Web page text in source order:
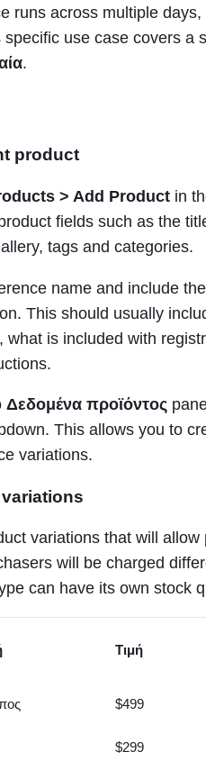
runs across multiple
specific use case covers a
.
product
> Add Product in
fields such as the
tags and categories.
name and include
This should usually
what is included with
Δεδομένα προϊόντος
This allows you to
variations.
variations that will
will be charged
can have its own stock
Τιμή
$499
$299